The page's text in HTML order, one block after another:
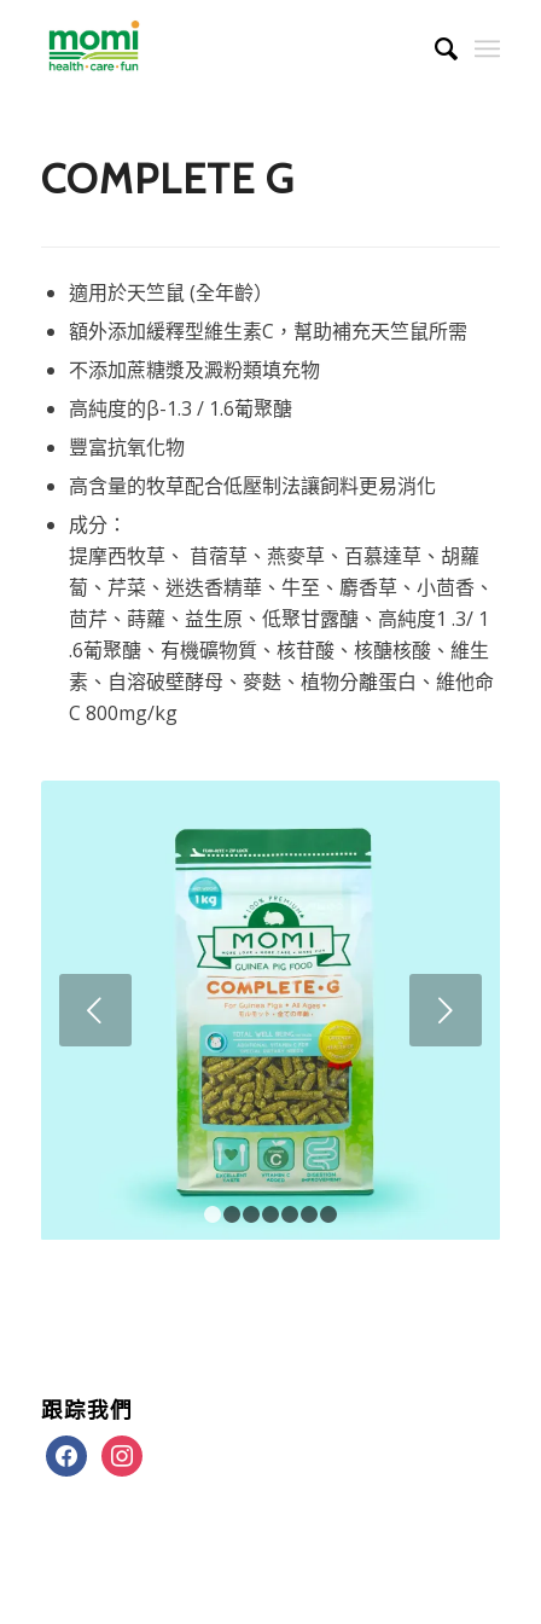
COMPLETE G
適用於天竺鼠 (全年齡）
額外添加緩釋型維生素C，幫助補充天竺鼠所需
不添加蔗糖漿及澱粉類填充物
高純度的β-1.3 / 1.6葡聚醣
豐富抗氧化物
高含量的牧草配合低壓制法讓飼料更易消化
成分：
提摩西牧草、 苜蓿草、燕麥草、百慕達草、胡蘿
蔔、芹菜、迷迭香精華、牛至、麝香草、小茴香、
茴芹、蒔蘿、益生原、低聚甘露醣、高純度1 .3/ 1
.6葡聚醣、有機礦物質、核苷酸、核醣核酸、維生
素、自溶破壁酵母、麥麩、植物分離蛋白、維他命
C 800mg/kg
下一頁
1
跟踪我們
facebookinstagram